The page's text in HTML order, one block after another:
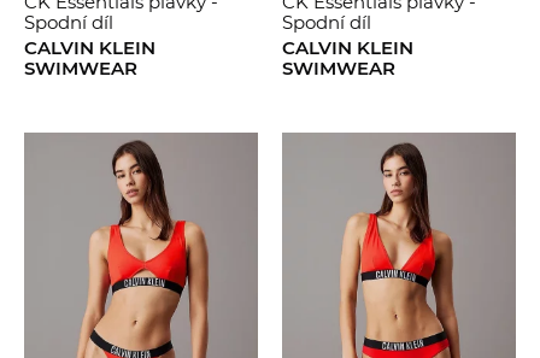
Spodní díl
CALVIN KLEIN
SWIMWEAR
Spodní díl
CALVIN KLEIN
SWIMWEAR